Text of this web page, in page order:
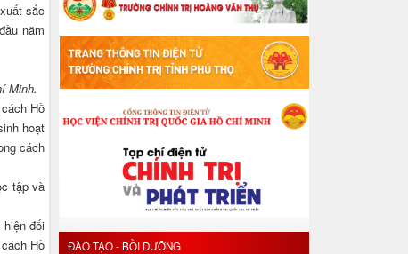
sắc
năm
Minh.
Hồ
hoạt
cách
tập và
đối
Hồ
ĐÀO TẠO - BỒI DƯỠNG